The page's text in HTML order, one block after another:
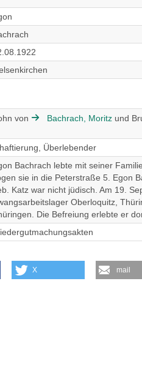
von Bachrach, Moritz und
Überlebender
Bachrach lebte mit seiner
sie in die Peterstraße 5. Egon
Katz war nicht jüdisch. Am 19.
Oberloquitz,
Die Befreiung erlebte er
X mail